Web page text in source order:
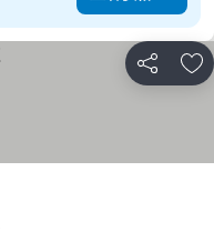
分享 放